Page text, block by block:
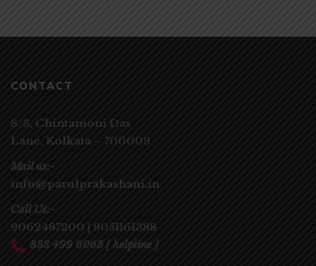
CONTACT
8/3, Chintamoni Das
Lane, Kolkata – 700009
Mail us:-
info@parulprakashani.in
Call Us:-
9062487200 | 9051161388
833 499 6065 [ helpline ]